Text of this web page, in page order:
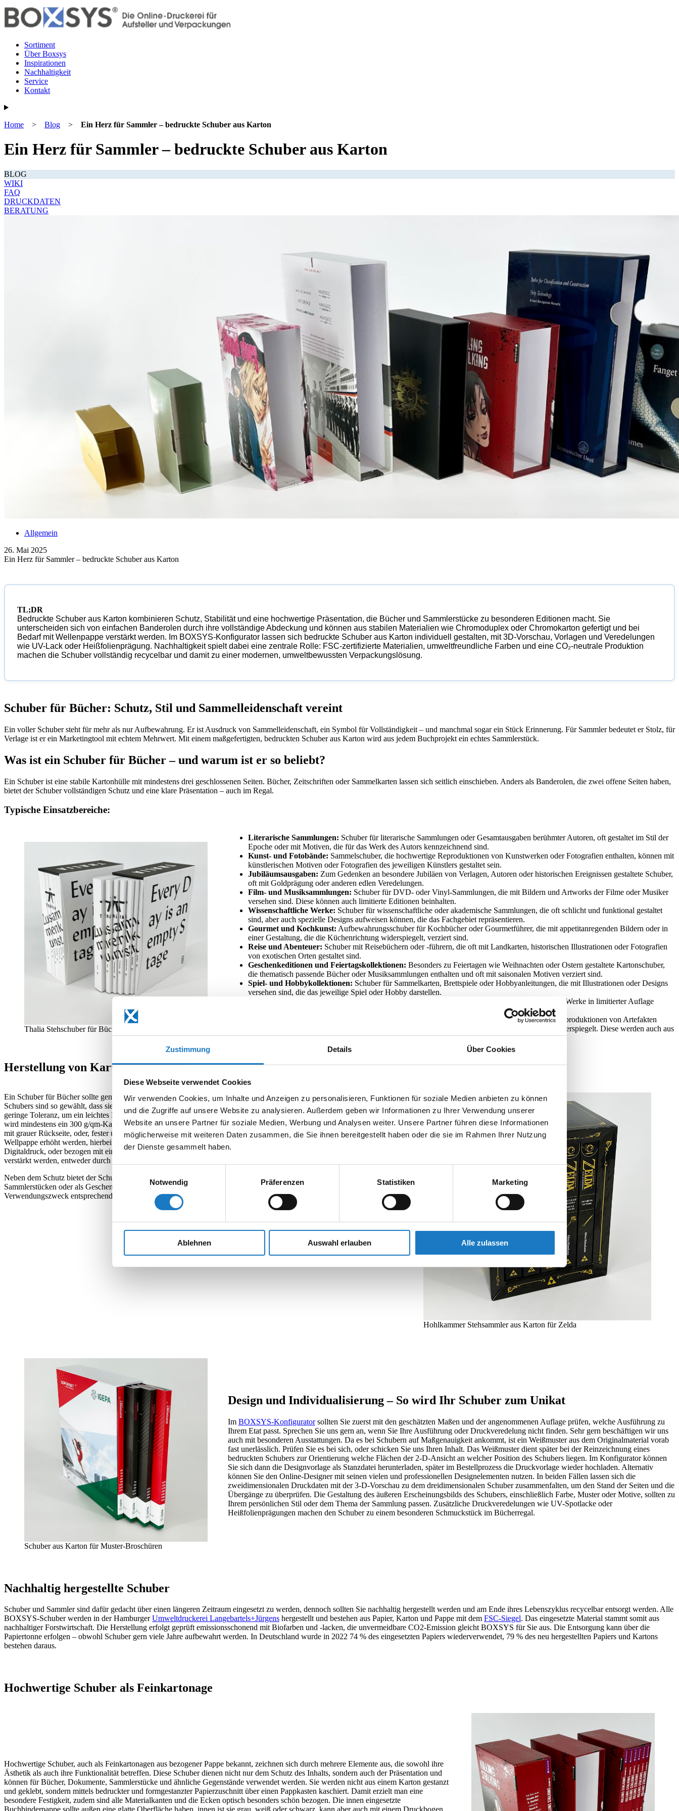
Zustimmung Details Über Cookies
Diese Webseite verwendet Cookies
Wir verwenden Cookies, um Inhalte und Anzeigen zu personalisieren, Funktionen für soziale Medien anbieten zu können
und die Zugriffe auf unsere Website zu analysieren. Außerdem geben wir Informationen zu Ihrer Verwendung unserer
Website an unsere Partner für soziale Medien, Werbung und Analysen weiter. Unsere Partner führen diese Informationen
möglicherweise mit weiteren Daten zusammen, die Sie ihnen bereitgestellt haben oder die sie im Rahmen Ihrer Nutzung
der Dienste gesammelt haben.
Notwendig
Präferenzen Statistiken Marketing
Ablehnen Auswahl erlauben Alle zulassen
Sortiment
Über Boxsys
Inspirationen
Nachhaltigkeit
Service
Kontakt
Home > Blog > Ein Herz für Sammler – bedruckte Schuber aus Karton
Ein Herz für Sammler – bedruckte Schuber aus Karton
BLOG
WIKI
FAQ
DRUCKDATEN
BERATUNG
Allgemein
26. Mai 2025
Ein Herz für Sammler – bedruckte Schuber aus Karton
TL;DR
Bedruckte Schuber aus Karton kombinieren Schutz, Stabilität und eine hochwertige Präsentation, die Bücher und Sammlerstücke zu besonderen Editionen macht. Sie
unterscheiden sich von einfachen Banderolen durch ihre vollständige Abdeckung und können aus stabilen Materialien wie Chromoduplex oder Chromokarton gefertigt und bei
Bedarf mit Wellenpappe verstärkt werden. Im BOXSYS-Konfigurator lassen sich bedruckte Schuber aus Karton individuell gestalten, mit 3D-Vorschau, Vorlagen und Veredelungen
wie UV-Lack oder Heißfolienprägung. Nachhaltigkeit spielt dabei eine zentrale Rolle: FSC-zertifizierte Materialien, umweltfreundliche Farben und eine CO₂-neutrale Produktion
machen die Schuber vollständig recycelbar und damit zu einer modernen, umweltbewussten Verpackungslösung.
Schuber für Bücher: Schutz, Stil und Sammelleidenschaft vereint
Ein voller Schuber steht für mehr als nur Aufbewahrung. Er ist Ausdruck von Sammelleidenschaft, ein Symbol für Vollständigkeit – und manchmal sogar ein Stück Erinnerung. Für Sammler bedeutet er Stolz, für
Verlage ist er ein Marketingtool mit echtem Mehrwert. Mit einem maßgefertigten, bedruckten Schuber aus Karton wird aus jedem Buchprojekt ein echtes Sammlerstück.
Was ist ein Schuber für Bücher – und warum ist er so beliebt?
Ein Schuber ist eine stabile Kartonhülle mit mindestens drei geschlossenen Seiten. Bücher, Zeitschriften oder Sammelkarten lassen sich seitlich einschieben. Anders als Banderolen, die zwei offene Seiten haben,
bietet der Schuber vollständigen Schutz und eine klare Präsentation – auch im Regal.
Typische Einsatzbereiche:
Thalia Stehschuber für Büchersammlung
Literarische Sammlungen: Schuber für literarische Sammlungen oder Gesamtausgaben berühmter Autoren, oft gestaltet im Stil der
Epoche oder mit Motiven, die für das Werk des Autors kennzeichnend sind.
Kunst- und Fotobände: Sammelschuber, die hochwertige Reproduktionen von Kunstwerken oder Fotografien enthalten, können mit
künstlerischen Motiven oder Fotografien des jeweiligen Künstlers gestaltet sein.
Jubiläumsausgaben: Zum Gedenken an besondere Jubiläen von Verlagen, Autoren oder historischen Ereignissen gestaltete Schuber,
oft mit Goldprägung oder anderen edlen Veredelungen.
Film- und Musiksammlungen: Schuber für DVD- oder Vinyl-Sammlungen, die mit Bildern und Artworks der Filme oder Musiker
versehen sind. Diese können auch limitierte Editionen beinhalten.
Wissenschaftliche Werke: Schuber für wissenschaftliche oder akademische Sammlungen, die oft schlicht und funktional gestaltet
sind, aber auch spezielle Designs aufweisen können, die das Fachgebiet repräsentieren.
Gourmet und Kochkunst: Aufbewahrungsschuber für Kochbücher oder Gourmetführer, die mit appetitanregenden Bildern oder in
einer Gestaltung, die die Küchenrichtung widerspiegelt, verziert sind.
Reise und Abenteuer: Schuber mit Reisebüchern oder -führern, die oft mit Landkarten, historischen Illustrationen oder Fotografien
von exotischen Orten gestaltet sind.
Geschenkeditionen und Feiertagskollektionen: Besonders zu Feiertagen wie Weihnachten oder Ostern gestaltete Kartonschuber,
die thematisch passende Bücher oder Musiksammlungen enthalten und oft mit saisonalen Motiven verziert sind.
Spiel- und Hobbykollektionen: Schuber für Sammelkarten, Brettspiele oder Hobbyanleitungen, die mit Illustrationen oder Designs
versehen sind, die das jeweilige Spiel oder Hobby darstellen.
Schuber, die in Zusammenarbeit mit Künstlern entstehen und deren Werke in limitierter Auflage
präsentieren. Diese können einzigartige künstlerische Gestaltungen und Signaturen enthalten.
Schuber, die historische Dokumente, Briefe oder Reproduktionen von Artefakten
enthalten, oft gestaltet mit historischen Motiven oder in einer Weise, die die Epoche oder Kultur widerspiegelt. Diese werden auch aus
anderen Materialien gefertigt, beispielsweise als Holzschuber.
Herstellung von Kartonschubern und Pappschubern
Ein Schuber für Bücher sollte genug Festigkeit haben, um zu stehen, auch wenn er nicht ganz gefüllt ist. Die Maße eines
Schubers sind so gewählt, dass sie exakt zu den Abmessungen der aufzubewahrenden Gegenstände passen. Es gibt eine
geringe Toleranz, um ein leichtes Einlegen und Entnehmen zu ermöglichen, ohne dass der Inhalt zu locker sitzt. Als Material
wird mindestens ein 300 g/qm-Karton gewählt, entsprechend der Preisvorstellung ein einfacher Chromoduplexkarton (GD2)
mit grauer Rückseite, oder, fester und innen weißer Chromokarton (GC1). Die Festigkeit kann durch den Einsatz von
Wellpappe erhöht werden, hierbei eignen sich die feinwelligen F-Wellen oder E-Wellen besonders gut, direkt bedruckt im
Digitaldruck, oder bezogen mit einem offsetbedruckten Bogen. Für zusätzliche Stabilität können die Ecken und Kanten
verstärkt werden, entweder durch zusätzliche Lagen Karton, oder durch spezielle Kantenbeschläge.
Neben dem Schutz bietet der Schuber auch eine ästhetische Aufwertung des aufbewahrten Gegenstandes, was besonders bei
Sammlerstücken oder als Geschenkverpackung geschätzt wird. Dafür sollten sie gut geplant, die Materialauswahl dem
Verwendungszweck entsprechend ausgewählt und die Größe dem Inhalt genau angepasst werden.
Hohlkammer Stehsammler aus Karton für Zelda
Schuber aus Karton für Muster-Broschüren
Design und Individualisierung – So wird Ihr Schuber zum Unikat
Im BOXSYS-Konfiguratorsollten Sie zuerst mit den geschätzten Maßen und der angenommenen Auflage prüfen, welche Ausführung zu
Ihrem Etat passt. Sprechen Sie uns gern an, wenn Sie Ihre Ausführung oder Druckveredelung nicht finden. Sehr gern beschäftigen wir uns
auch mit besonderen Ausstattungen. Da es bei Schubern auf Maßgenauigkeit ankommt, ist ein Weißmuster aus dem Originalmaterial vorab
fast unerlässlich. Prüfen Sie es bei sich, oder schicken Sie uns Ihren Inhalt. Das Weißmuster dient später bei der Reinzeichnung eines
bedruckten Schubers zur Orientierung welche Flächen der 2-D-Ansicht an welcher Position des Schubers liegen. Im Konfigurator können
Sie sich dann die Designvorlage als Stanzdatei herunterladen, später im Bestellprozess die Druckvorlage wieder hochladen. Alternativ
können Sie den Online-Designer mit seinen vielen und professionellen Designelementen nutzen. In beiden Fällen lassen sich die
zweidimensionalen Druckdaten mit der 3-D-Vorschau zu dem dreidimensionalen Schuber zusammenfalten, um den Stand der Seiten und die
Übergänge zu überprüfen. Die Gestaltung des äußeren Erscheinungsbilds des Schubers, einschließlich Farbe, Muster oder Motive, sollten zu
Ihrem persönlichen Stil oder dem Thema der Sammlung passen. Zusätzliche Druckveredelungen wie UV-Spotlacke oder
Heißfolienprägungen machen den Schuber zu einem besonderen Schmuckstück im Bücherregal.
Nachhaltig hergestellte Schuber
Schuber und Sammler sind dafür gedacht über einen längeren Zeitraum eingesetzt zu werden, dennoch sollten Sie nachhaltig hergestellt werden und am Ende ihres Lebenszyklus recycelbar entsorgt werden. Alle
BOXSYS-Schuber werden in der HamburgerUmweltdruckerei Langebartels+Jürgens hergestellt und bestehen aus Papier, Karton und Pappe mit dem FSC-Siegel. Das eingesetzte Material stammt somit aus
nachhaltiger Forstwirtschaft. Die Herstellung erfolgt geprüft emissionsschonend mit Biofarben und -lacken, die unvermeidbare CO2-Emission gleicht BOXSYS für Sie aus. Die Entsorgung kann über die
Papiertonne erfolgen – obwohl Schuber gern viele Jahre aufbewahrt werden. In Deutschland wurde in 2022 74 % des eingesetzten Papiers wiederverwendet, 79 % des neu hergestellten Papiers und Kartons
bestehen daraus.
Hochwertige Schuber als Feinkartonage
Hochwertige Schuber, auch als Feinkartonagen aus bezogener Pappe bekannt, zeichnen sich durch mehrere Elemente aus, die sowohl ihre
Ästhetik als auch ihre Funktionalität betreffen. Diese Schuber dienen nicht nur dem Schutz des Inhalts, sondern auch der Präsentation und
können für Bücher, Dokumente, Sammlerstücke und ähnliche Gegenstände verwendet werden. Sie werden nicht aus einem Karton gestanzt
und geklebt, sondern mittels bedruckter und formgestanzter Papierzuschnitt über einen Pappkasten kaschiert. Damit erzielt man eine
besondere Festigkeit, zudem sind alle Materialkanten und die Ecken optisch besonders schön bezogen. Die innen eingesetzte
Buchbinderpappe sollte außen eine glatte Oberfläche haben, innen ist sie grau, weiß oder schwarz, kann aber auch mit einem Druckbogen